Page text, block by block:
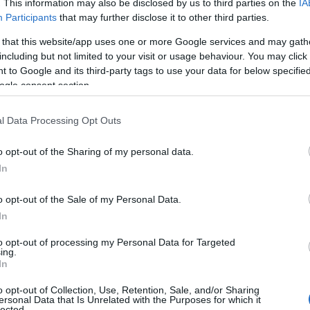
This information may also be disclosed by us to third parties on the
Participants that may further disclose it to other third parties.
that this website/app uses one or more Google services and may
but not limited to your visit or usage behaviour. You may
to Google and its third-party tags to use your data for below
consent section.
Data Processing Opt Outs
opt-out of the Sharing of my personal data.
opt-out of the Sale of my Personal Data.
opt-out of processing my Personal Data for Targeted
opt-out of Collection, Use, Retention, Sale, and/or Sharing
Data that Is Unrelated with the Purposes for which it
υποψηφίων θα υπάρχει στηνιστοσελίδα του
η σχετική«Αίτηση – Υπεύθυνη δήλωση
καθώς και το ειδικό Παράρτημα Απόδειξης
που θα υποβληθεί ηλεκτρονικά πρέπει
ηλεκτρονικής αλληλογραφίας θα
Πράσινου - Ονοματεπώνυνο Υποψήφιου».
των αιτήσεων - υπεύθυνων δηλώσεων
λήγει την 17 Μαρτίου 2026 και ώρα 23:59.